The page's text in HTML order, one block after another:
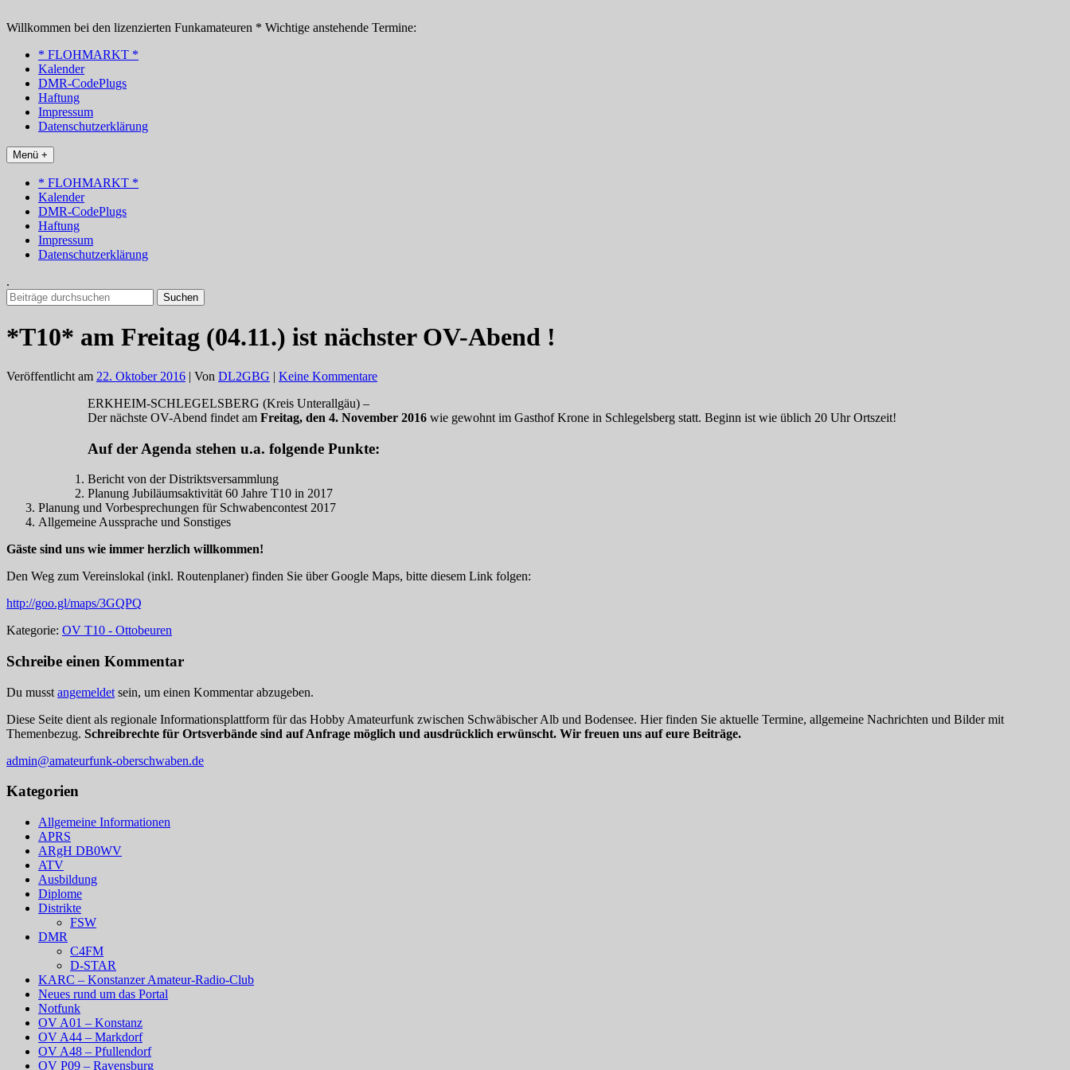
Inhalt
Willkommen bei den lizenzierten Funkamateuren * Wichtige anstehende Termine:
* FLOHMARKT *
Kalender
DMR-CodePlugs
Haftung
Impressum
Datenschutzerklärung
Menü +
* FLOHMARKT *
Kalender
DMR-CodePlugs
Haftung
Impressum
Datenschutzerklärung
.
Suchen
nach:
*T10* am Freitag (04.11.) ist nächster OV-Abend !
Veröffentlicht am 22. Oktober 2016 | Von DL2GBG | Keine Kommentare
ERKHEIM-SCHLEGELSBERG (Kreis Unterallgäu) –
Der nächste OV-Abend findet am Freitag, den 4. November 2016 wie gewohnt im Gasthof Krone in Schlegelsberg statt. Beginn ist wie üblich 20 Uhr Ortszeit!
Auf der Agenda stehen u.a. folgende Punkte:
Bericht von der Distriktsversammlung
Planung Jubiläumsaktivität 60 Jahre T10 in 2017
Planung und Vorbesprechungen für Schwabencontest 2017
Allgemeine Aussprache und Sonstiges
Gäste sind uns wie immer herzlich willkommen!
Den Weg zum Vereinslokal (inkl. Routenplaner) finden Sie über Google Maps, bitte diesem Link folgen:
http://goo.gl/maps/3GQPQ
Kategorie: OV T10 - Ottobeuren
Schreibe einen Kommentar
Du musst angemeldet sein, um einen Kommentar abzugeben.
Diese Seite dient als regionale Informationsplattform für das Hobby Amateurfunk zwischen Schwäbischer Alb und Bodensee. Hier finden Sie aktuelle Termine, allgemeine Nachrichten und Bilder mit
Themenbezug. Schreibrechte für Ortsverbände sind auf Anfrage möglich und ausdrücklich erwünscht. Wir freuen uns auf eure Beiträge.
admin@amateurfunk-oberschwaben.de
Kategorien
Allgemeine Informationen
APRS
ARgH DB0WV
ATV
Ausbildung
Diplome
Distrikte
FSW
DMR
C4FM
D-STAR
KARC – Konstanzer Amateur-Radio-Club
Neues rund um das Portal
Notfunk
OV A01 – Konstanz
OV A44 – Markdorf
OV A48 – Pfullendorf
OV P09 – Ravensburg